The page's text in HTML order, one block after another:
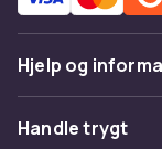
Hjelp og
Vanlige spørsmål
Handle trygt